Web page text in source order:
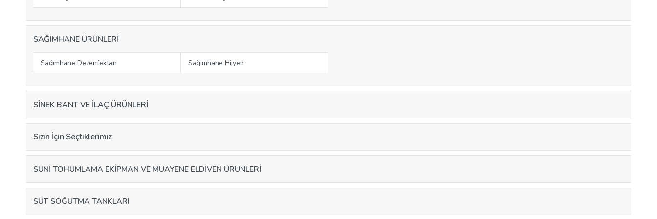
SAĞIMHANE ÜRÜNLERİ
Sağımhane Dezenfektan Sağımhane Hijyen
SİNEK BANT VE İLAÇ ÜRÜNLERİ
Sizin İçin Seçtiklerimiz
SUNİ TOHUMLAMA EKİPMAN VE MUAYENE ELDİVEN ÜRÜNLERİ
SÜT SOĞUTMA TANKLARI